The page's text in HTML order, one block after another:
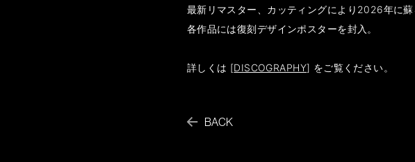
最新リマスター、カッティングにより2026年に
各作品には復刻デザインポスターを封入。
詳しくは [DISCOGRAPHY] をご覧ください。
BACK